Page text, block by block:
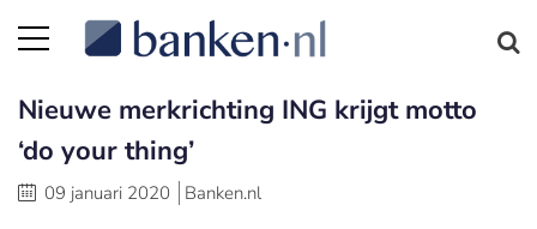
Nieuwe merkrichting ING krijgt motto
‘do your thing’
09 januari 2020 Banken.nl